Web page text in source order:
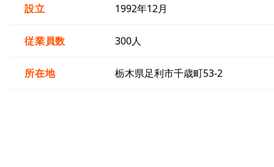
設立 1992年12月
従業員数 300人
所在地 栃木県足利市千歳町53-2